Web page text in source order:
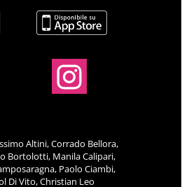
Altini, Corrado Bellora,
Bortolotti, Manila Calipari,
Paolo Ciambi,
Di Vito, Christian Leo